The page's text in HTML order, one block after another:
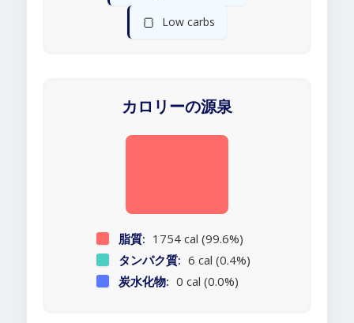
🍞 Low carbs
カロリーの源泉
脂質: 1754 cal (99.6%)
タンパク質: 6 cal (0.4%)
炭水化物: 0 cal (0.0%)